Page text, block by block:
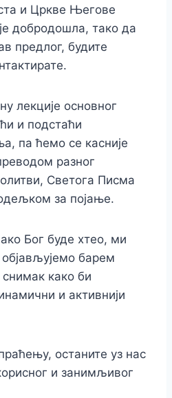
и Цркве Његове
добродошла, тако да
предлог, будите
лекције основног
и подстаћи
па ћемо се касније
разног
Светога Писма
за појање.
Бог буде хтео, ми
барем
како би
и активнији
останите уз нас
и занимљивог